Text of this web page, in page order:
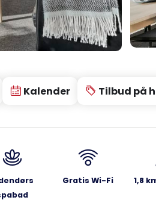
Kalender Tilbud på
Gratis Wi-Fi 1,8